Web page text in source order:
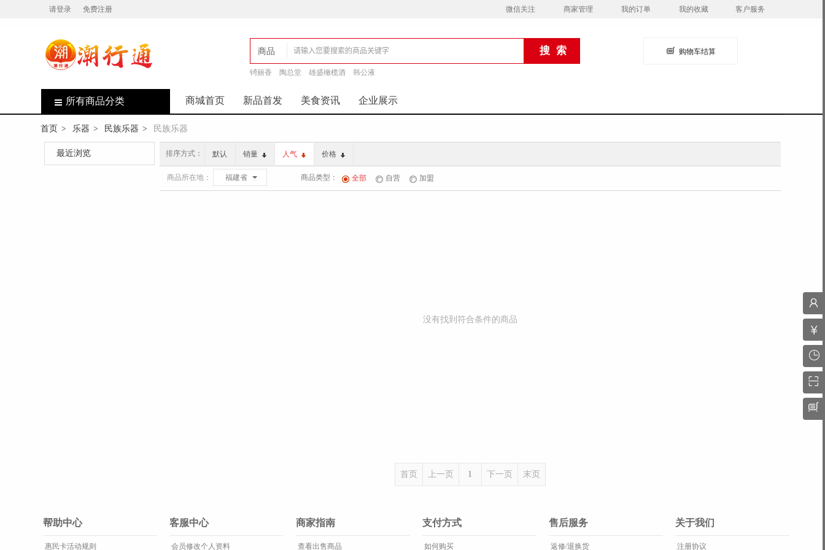
请登录 免费注册 微信关注 商家管理 我的订单 我的收藏 客户服务
商品
店铺
锜丽香 陶总堂 雄盛橄榄酒 韩公液
购物车结算
所有商品分类 商城首页 新品首发 美食资讯 企业展示
首页 > 乐器 > 民族乐器 > 民族乐器
最近浏览 排序方式： 默认 销量 人气 价格
商品所在地： 福建省 商品类型： 全部 自营 加盟
没有找到符合条件的商品
首页 上一页 1 下一页 末页
帮助中心
惠民卡活动规则
客服中心
会员修改个人资料
商家指南
查看出售商品
支付方式
如何购买
售后服务
返修/退换货
关于我们
注册协议